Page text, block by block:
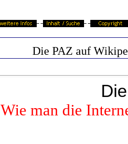
Die PAZ auf
Wie man die